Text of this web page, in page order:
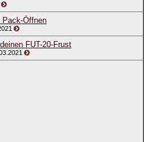
Öffnen
FUT-20-Frust